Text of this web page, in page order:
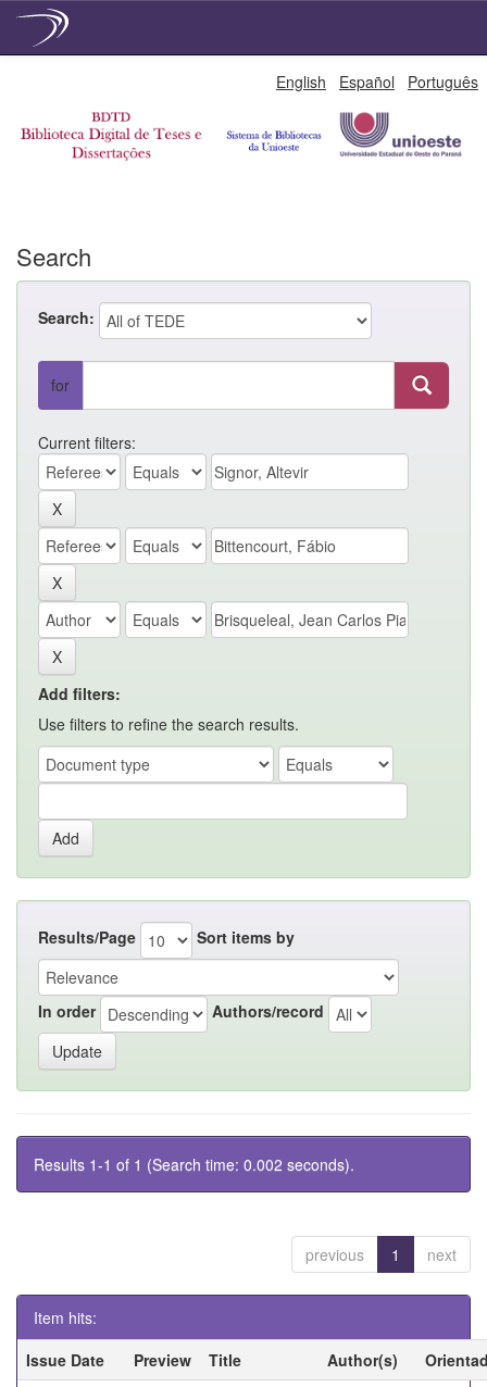
English Español Português
Search
Search:
for
Current filters:
Add filters:
Use filters to refine the search results.
Results/Page Sort items by
In order Authors/record
Results 1-1 of 1 (Search time: 0.002 seconds).
previous 1 next
Item hits:
Issue Date
Preview Title Author(s)